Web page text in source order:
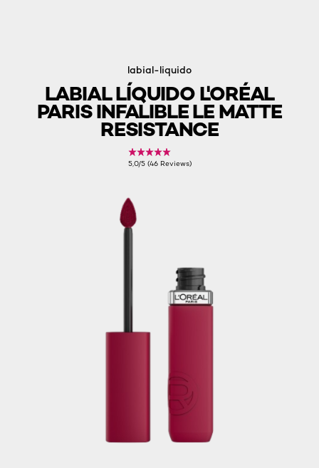
labial-liquido
LABIAL LÍQUIDO L'ORÉAL
PARIS INFALIBLE LE MATTE
RESISTANCE
5,0/5 (46 Reviews)